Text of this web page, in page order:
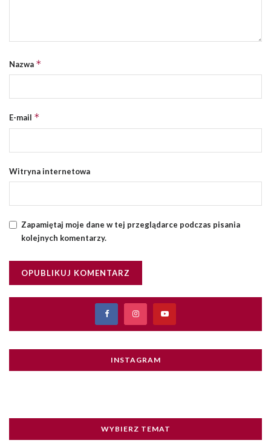
Nazwa *
E-mail *
Witryna internetowa
Zapamiętaj moje dane w tej przeglądarce podczas pisania
kolejnych komentarzy.
INSTAGRAM
WYBIERZ TEMAT